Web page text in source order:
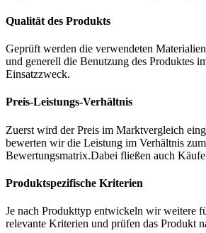
Qualität des Produkts
Geprüft werden die verwendeten
und generell die Benutzung des Produktes
Einsatzzweck.
Preis-Leistungs-Verhältnis
Zuerst wird der Preis im Marktvergleich
bewerten wir die Leistung im Verhältnis
Bewertungsmatrix.Dabei fließen auch
Produktspezifische Kriterien
Je nach Produkttyp entwickeln wir weitere
relevante Kriterien und prüfen das Produkt